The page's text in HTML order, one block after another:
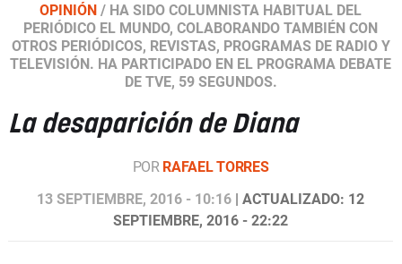
OPINIÓN / HA SIDO COLUMNISTA HABITUAL DEL
PERIÓDICO EL MUNDO, COLABORANDO TAMBIÉN CON
OTROS PERIÓDICOS, REVISTAS, PROGRAMAS DE RADIO Y
TELEVISIÓN. HA PARTICIPADO EN EL PROGRAMA DEBATE
DE TVE, 59 SEGUNDOS.
La desaparición de Diana
POR RAFAEL TORRES
13 SEPTIEMBRE, 2016 - 10:16 | ACTUALIZADO: 12
SEPTIEMBRE, 2016 - 22:22